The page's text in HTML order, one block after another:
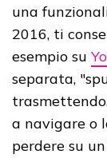
una
2016, ti
esempio su
separata,
a navigare o
perdere su